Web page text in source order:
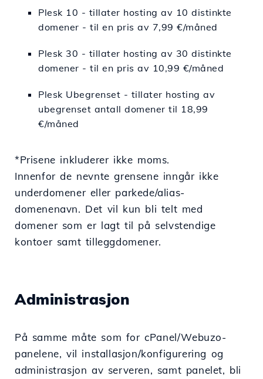
Plesk 10 - tillater hosting av 10 distinkte
domener - til en pris av 7,99 €/måned
Plesk 30 - tillater hosting av 30 distinkte
domener - til en pris av 10,99 €/måned
Plesk Ubegrenset - tillater hosting av
ubegrenset antall domener til 18,99
€/måned
*Prisene inkluderer ikke moms.
Innenfor de nevnte grensene inngår ikke
underdomener eller parkede/alias-
domenenavn. Det vil kun bli telt med
domener som er lagt til på selvstendige
kontoer samt tilleggdomener.
Administrasjon
På samme måte som for cPanel/Webuzo-
panelene, vil installasjon/konfigurering og
administrasjon av serveren, samt panelet, bli